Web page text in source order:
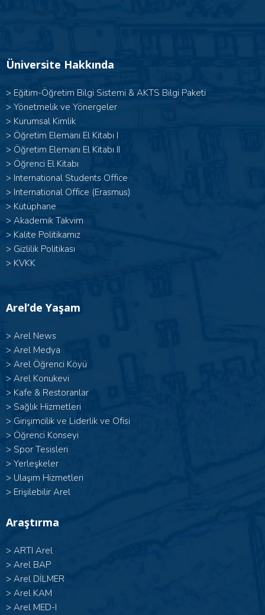
Üniversite Hakkında
> Eğitim-Öğretim Bilgi Sistemi & AKTS Bilgi Paketi
> Yönetmelik ve Yönergeler
> Kurumsal Kimlik
> Öğretim Elemanı El Kitabı I
> Öğretim Elemanı El Kitabı II
> Öğrenci El Kitabı
> International Students Office
> International Office (Erasmus)
> Kütüphane
> Akademik Takvim
> Kalite Politikamız
> Gizlilik Politikası
> KVKK
Arel’de Yaşam
> Arel News
> Arel Medya
> Arel Öğrenci Köyü
> Arel Konukevi
> Kafe & Restoranlar
> Sağlık Hizmetleri
> Girişimcilik ve Liderlik ve Ofisi
> Öğrenci Konseyi
> Spor Tesisleri
> Yerleşkeler
> Ulaşım Hizmetleri
> Erişilebilir Arel
Araştırma
> ARTI Arel
> Arel BAP
> Arel DİLMER
> Arel KAM
> Arel MED-I